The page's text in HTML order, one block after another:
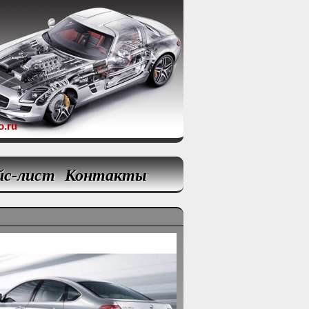
лист Контакты